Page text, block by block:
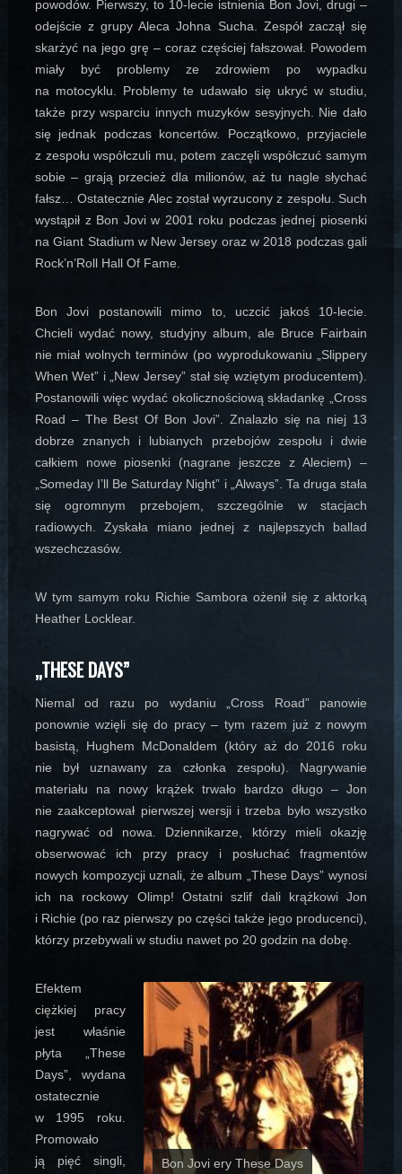
powodów. Pierwszy, to 10-lecie istnienia Bon Jovi, drugi –
odejście z grupy Aleca Johna Sucha. Zespół zaczął się
skarżyć na jego grę – coraz częściej fałszował. Powodem
miały być problemy ze zdrowiem po wypadku
na motocyklu. Problemy te udawało się ukryć w studiu,
także przy wsparciu innych muzyków sesyjnych. Nie dało
się jednak podczas koncertów. Początkowo, przyjaciele
z zespołu współczuli mu, potem zaczęli współczuć samym
sobie – grają przecież dla milionów, aż tu nagle słychać
fałsz… Ostatecznie Alec został wyrzucony z zespołu. Such
wystąpił z Bon Jovi w 2001 roku podczas jednej piosenki
na Giant Stadium w New Jersey oraz w 2018 podczas gali
Rock’n’Roll Hall Of Fame.
Bon Jovi postanowili mimo to, uczcić jakoś 10-lecie.
Chcieli wydać nowy, studyjny album, ale Bruce Fairbain
nie miał wolnych terminów (po wyprodukowaniu „Slippery
When Wet” i „New Jersey” stał się wziętym producentem).
Postanowili więc wydać okolicznościową składankę „Cross
Road – The Best Of Bon Jovi”. Znalazło się na niej 13
dobrze znanych i lubianych przebojów zespołu i dwie
całkiem nowe piosenki (nagrane jeszcze z Aleciem) –
„Someday I’ll Be Saturday Night” i „Always”. Ta druga stała
się ogromnym przebojem, szczególnie w stacjach
radiowych. Zyskała miano jednej z najlepszych ballad
wszechczasów.
W tym samym roku Richie Sambora ożenił się z aktorką
Heather Locklear.
„THESE DAYS”
Niemal od razu po wydaniu „Cross Road” panowie
ponownie wzięli się do pracy – tym razem już z nowym
basistą, Hughem McDonaldem (który aż do 2016 roku
nie był uznawany za członka zespołu). Nagrywanie
materiału na nowy krążek trwało bardzo długo – Jon
nie zaakceptował pierwszej wersji i trzeba było wszystko
nagrywać od nowa. Dziennikarze, którzy mieli okazję
obserwować ich przy pracy i posłuchać fragmentów
nowych kompozycji uznali, że album „These Days” wynosi
ich na rockowy Olimp! Ostatni szlif dali krążkowi Jon
i Richie (po raz pierwszy po części także jego producenci),
którzy przebywali w studiu nawet po 20 godzin na dobę.
Bon Jovi ery These Days
Efektem
ciężkiej pracy
jest właśnie
płyta „These
Days”, wydana
ostatecznie
w 1995 roku.
Promowało
ją pięć singli,